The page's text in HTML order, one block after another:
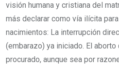
visión humana y cristiana del
más declarar como vía ilícita
nacimientos: La interrupción
(embarazo) ya iniciado. El
procurado, aunque sea por